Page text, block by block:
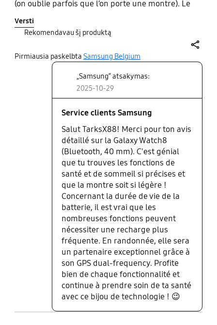
(on oublie parfois que l’on porte une montre). Le
parfois recharger tout les jours (ce qui est logique
vi la technologie qui est concentré à l’intérieur. Les
concurrentsne font pas mieux en terme de batterie
mais avec moins de fonctionnalités utiles) sinon
c’est vraiment un produit incroyable. Je le
recommande vraiment. Les personnes qui font des
randonnées seront comblés également. Bonne
continuation Samsung et merci pour ce petit bijou
de technologie 😉
Versti
Rekomendavau šį produktą
Pirmiausia paskelbta Samsung Belgium
„Samsung“ atsakymas:
2025-10-29
Service clients Samsung
Salut TarksX88! Merci pour ton avis
détaillé sur la Galaxy Watch8
(Bluetooth, 40 mm). C'est génial
que tu trouves les fonctions de
santé et de sommeil si précises et
que la montre soit si légère !
Concernant la durée de vie de la
batterie, il est vrai que les
nombreuses fonctions peuvent
nécessiter une recharge plus
fréquente. En randonnée, elle sera
un partenaire exceptionnel grâce à
son GPS dual-frequency. Profite
bien de chaque fonctionnalité et
continue à prendre soin de ta santé
avec ce bijou de technologie ! 😉